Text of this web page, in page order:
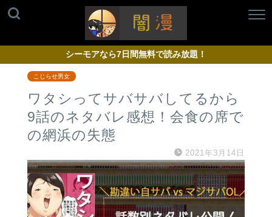
シーモアなら7日間無料で読み放題！
こじらせ男女
ワタシってサバサバしてるから
9話のネタバレ感想！会食の席で
の網浜の失態
2021年3月14日